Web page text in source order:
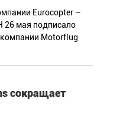
Eurocopter –
26 мая подписало
Motorflug
сокращает